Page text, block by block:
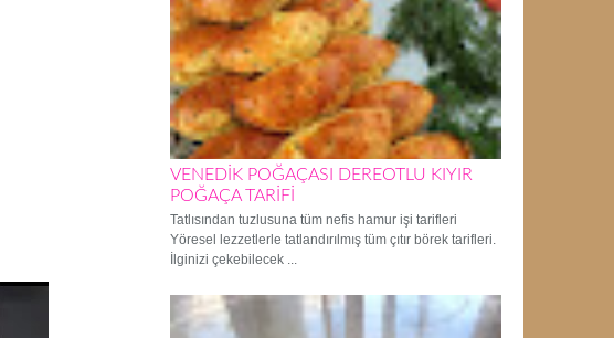
VENEDİK POĞAÇASI DEREOTLU KIYIR
POĞAÇA TARİFİ
Tatlısından tuzlusuna tüm nefis hamur işi tarifleri
Yöresel lezzetlerle tatlandırılmış tüm çıtır börek tarifleri.
İlginizi çekebilecek ...